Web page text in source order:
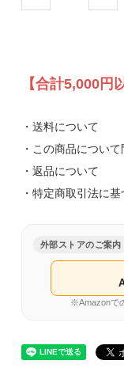
【合計5,000円
・送料について
・この商品につい
・返品について
・特定商取引法に
外部ストアのご案内
※Amazonで
7 3/8 (M)
9,000円(税込)
在庫：9
9,000円(税込)
在庫：10